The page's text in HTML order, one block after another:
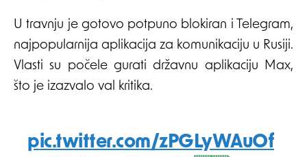
U travnju je gotovo potpuno blokiran i Telegram,
najpopularnija aplikacija za komunikaciju u Rusiji.
Vlasti su počele gurati državnu aplikaciju Max,
što je izazvalo val kritika.
pic.twitter.com/zPGLyWAuOf